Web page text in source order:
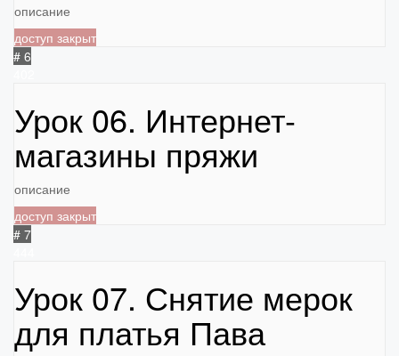
описание
доступ закрыт
# 6
Урок 06. Интернет-
магазины пряжи
описание
доступ закрыт
# 7
Урок 07. Снятие мерок
для платья Пава